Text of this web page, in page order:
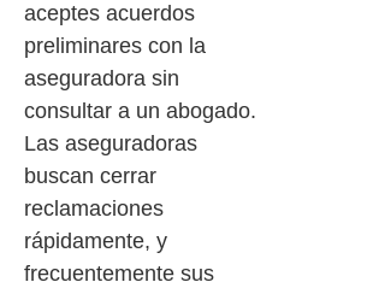
aceptes acuerdos
preliminares con la
aseguradora sin
consultar a un abogado.
Las aseguradoras
buscan cerrar
reclamaciones
rápidamente, y
frecuentemente sus